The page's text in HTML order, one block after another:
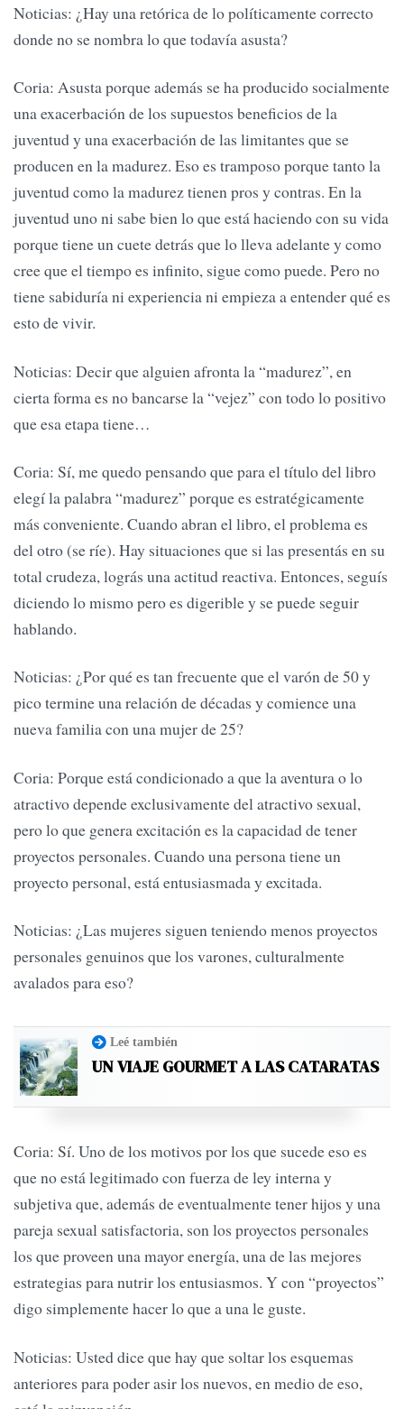
Noticias: ¿Hay una retórica de lo políticamente correcto
donde no se nombra lo que todavía asusta?
Coria: Asusta porque además se ha producido socialmente
una exacerbación de los supuestos beneficios de la
juventud y una exacerbación de las limitantes que se
producen en la madurez. Eso es tramposo porque tanto la
juventud como la madurez tienen pros y contras. En la
juventud uno ni sabe bien lo que está haciendo con su vida
porque tiene un cuete detrás que lo lleva adelante y como
cree que el tiempo es infinito, sigue como puede. Pero no
tiene sabiduría ni experiencia ni empieza a entender qué es
esto de vivir.
Noticias: Decir que alguien afronta la “madurez”, en
cierta forma es no bancarse la “vejez” con todo lo positivo
que esa etapa tiene…
Coria: Sí, me quedo pensando que para el título del libro
elegí la palabra “madurez” porque es estratégicamente
más conveniente. Cuando abran el libro, el problema es
del otro (se ríe). Hay situaciones que si las presentás en su
total crudeza, lográs una actitud reactiva. Entonces, seguís
diciendo lo mismo pero es digerible y se puede seguir
hablando.
Noticias: ¿Por qué es tan frecuente que el varón de 50 y
pico termine una relación de décadas y comience una
nueva familia con una mujer de 25?
Coria: Porque está condicionado a que la aventura o lo
atractivo depende exclusivamente del atractivo sexual,
pero lo que genera excitación es la capacidad de tener
proyectos personales. Cuando una persona tiene un
proyecto personal, está entusiasmada y excitada.
Noticias: ¿Las mujeres siguen teniendo menos proyectos
personales genuinos que los varones, culturalmente
avalados para eso?
Leé también
UN VIAJE GOURMET A LAS CATARATAS
Coria: Sí. Uno de los motivos por los que sucede eso es
que no está legitimado con fuerza de ley interna y
subjetiva que, además de eventualmente tener hijos y una
pareja sexual satisfactoria, son los proyectos personales
los que proveen una mayor energía, una de las mejores
estrategias para nutrir los entusiasmos. Y con “proyectos”
digo simplemente hacer lo que a una le guste.
Noticias: Usted dice que hay que soltar los esquemas
anteriores para poder asir los nuevos, en medio de eso,